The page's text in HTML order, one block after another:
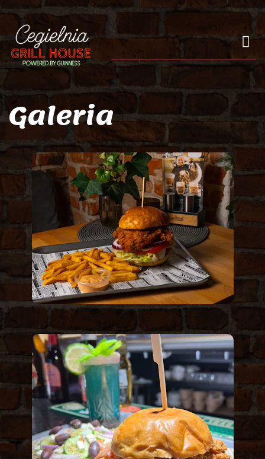
Galeria